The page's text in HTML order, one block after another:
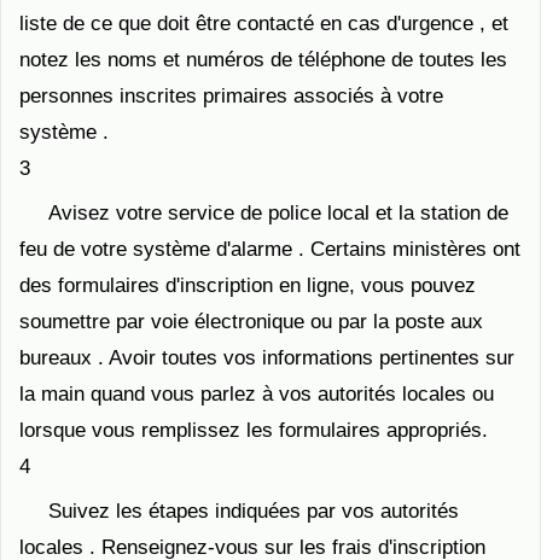
liste de ce que doit être contacté en cas d'urgence , et
notez les noms et numéros de téléphone de toutes les
personnes inscrites primaires associés à votre
système .
3
Avisez votre service de police local et la station de
feu de votre système d'alarme . Certains ministères ont
des formulaires d'inscription en ligne, vous pouvez
soumettre par voie électronique ou par la poste aux
bureaux . Avoir toutes vos informations pertinentes sur
la main quand vous parlez à vos autorités locales ou
lorsque vous remplissez les formulaires appropriés.
4
Suivez les étapes indiquées par vos autorités
locales . Renseignez-vous sur les frais d'inscription